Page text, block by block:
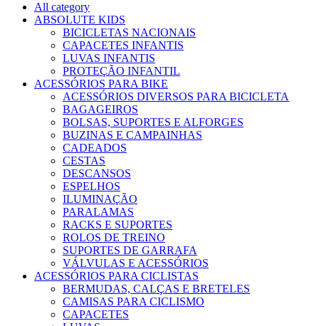
All category
ABSOLUTE KIDS
BICICLETAS NACIONAIS
CAPACETES INFANTIS
LUVAS INFANTIS
PROTEÇÃO INFANTIL
ACESSÓRIOS PARA BIKE
ACESSÓRIOS DIVERSOS PARA BICICLETA
BAGAGEIROS
BOLSAS, SUPORTES E ALFORGES
BUZINAS E CAMPAINHAS
CADEADOS
CESTAS
DESCANSOS
ESPELHOS
ILUMINAÇÃO
PARALAMAS
RACKS E SUPORTES
ROLOS DE TREINO
SUPORTES DE GARRAFA
VÁLVULAS E ACESSÓRIOS
ACESSÓRIOS PARA CICLISTAS
BERMUDAS, CALÇAS E BRETELES
CAMISAS PARA CICLISMO
CAPACETES